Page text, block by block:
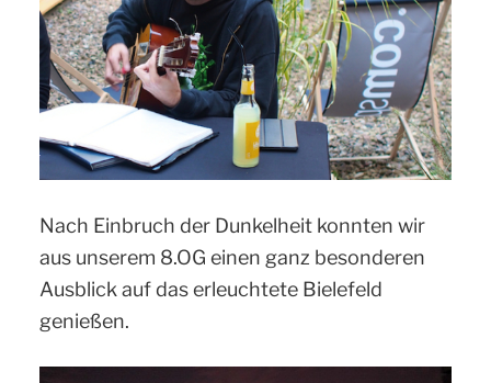
Nach Einbruch der Dunkelheit konnten wir
aus unserem 8.OG einen ganz besonderen
Ausblick auf das erleuchtete Bielefeld
genießen.